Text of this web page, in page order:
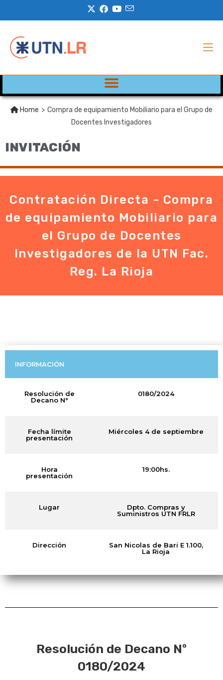
Home > Compra de equipamiento Mobiliario para el Grupo de
Docentes Investigadores
INVITACIÓN
Contratación Directa - Compra
de equipamiento Mobiliario para
el Grupo de Docentes
Investigadores de la UTN Fac.
Reg. La Rioja
INFORMACIÓN
Resolución de
Decano N°
0180/2024
Fecha límite
presentación
Miércoles 4 de septiembre
Hora
presentación
19:00hs.
Lugar
Dpto. Compras y
Suministros UTN FRLR
Dirección
San Nicolas de Bari E 1.100,
La Rioja
Resolución de Decano Nº
0180/2024